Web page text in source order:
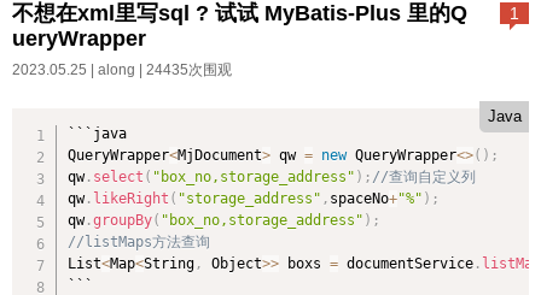
1
不想在xml里写sql ? 试试 MyBatis-Plus 里的Q
ueryWrapper
2023.05.25 | along | 24435次围观
Java
```java
QueryWrapper<MjDocument> qw = new QueryWrapper<>( ) ;
qw. select ( "box_no,storage_address" ) ; //查询自定义列
qw. likeRight ( "storage_address" , spaceNo+"%" ) ;
qw.groupBy( "box_no,storage_address" ) ;
//listMaps方法查询
List<Map<String, Object>> boxs = documentService.
```